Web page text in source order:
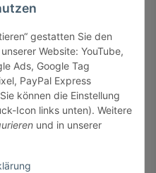
gestatten Sie den
Website: YouTube,
Ads, Google Tag
PayPal Express
können die Einstellung
Icon links unten). Weitere
und in unserer